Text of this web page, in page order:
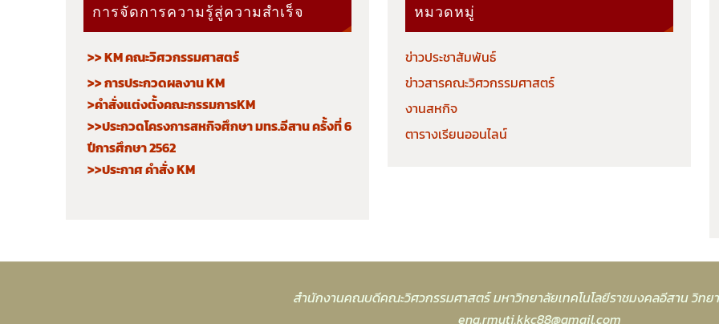
การจัดการความรู้สู่ความสำเร็จ
>> KM คณะวิศวกรรมศาสตร์
>> การประกวดผลงาน KM
>คำสั่งแต่งตั้งคณะกรรมการKM
>>ประกวดโครงการสหกิจศึกษา มทร.อีสาน ครั้งที่ 6
ปีการศึกษา 2562
>>ประกาศ คำสั่ง KM
หมวดหมู่
ข่าวประชาสัมพันธ์
ข่าวสารคณะวิศวกรรมศาสตร์
งานสหกิจ
ตารางเรียนออนไลน์
สำนักงานคณบดีคณะวิศวกรรมศาสตร์ มหาวิทยาลัยเทคโนโลยีราชมงคลอีสาน วิทย
eng.rmuti.kkc88@gmail.com